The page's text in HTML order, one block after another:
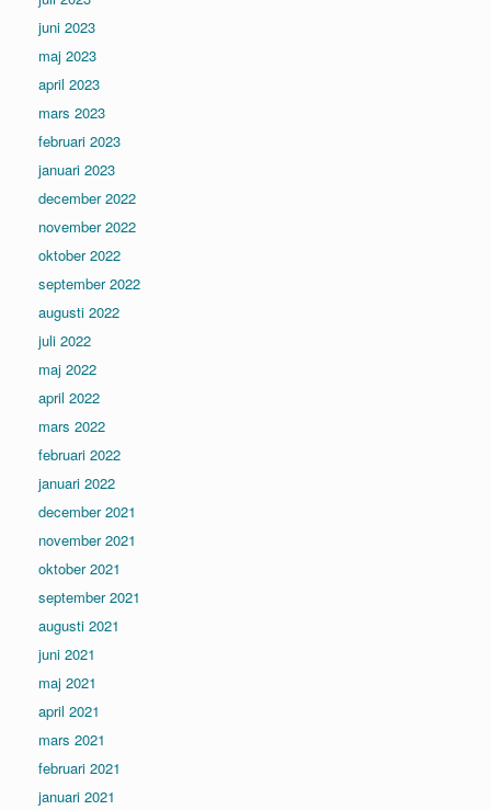
juni 2023
maj 2023
april 2023
mars 2023
februari 2023
januari 2023
december 2022
november 2022
oktober 2022
september 2022
augusti 2022
juli 2022
maj 2022
april 2022
mars 2022
februari 2022
januari 2022
december 2021
november 2021
oktober 2021
september 2021
augusti 2021
juni 2021
maj 2021
april 2021
mars 2021
februari 2021
januari 2021